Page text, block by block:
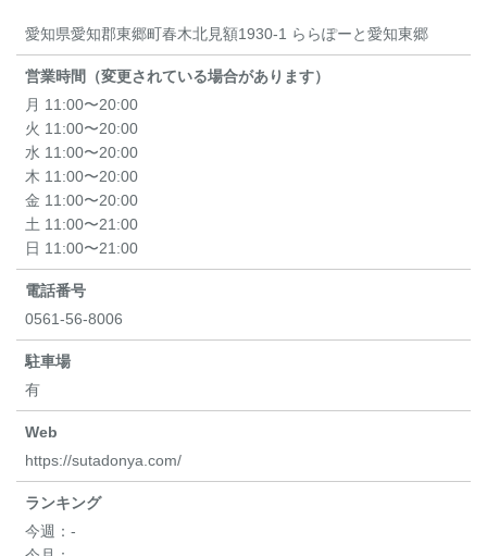
愛知県愛知郡東郷町春木北見額1930-1 ららぽーと愛知東郷
営業時間（変更されている場合があります）
月 11:00〜20:00
火 11:00〜20:00
水 11:00〜20:00
木 11:00〜20:00
金 11:00〜20:00
土 11:00〜21:00
日 11:00〜21:00
電話番号
0561-56-8006
駐車場
有
Web
https://sutadonya.com/
ランキング
今週： -